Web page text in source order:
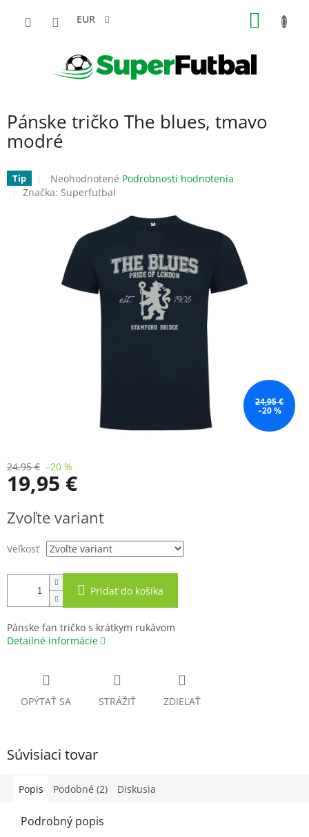
EUR
Pánske tričko The blues, tmavo
modré
Tip
Priemerné
hodnotenie
hviezdičiek.
Neohodnotené Podrobnosti hodnotenia
Značka: Superfutbal
24,95 €
–20 %
24,95 € –20 %
19,95 €
cena:
Zvoľte variant
Veľkosť
Pridať do košíka
Pánske fan tričko s krátkym rukávom
Detailné informácie
OPÝTAŤ SA STRÁŽIŤ ZDIEĽAŤ
Súvisiaci tovar
Popis Podobné (2) Diskusia
Podrobný popis